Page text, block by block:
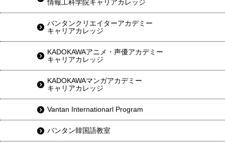
情報工科学院キャリアカレッジ
バンタンクリエイターアカデミー
キャリアカレッジ
KADOKAWAアニメ・声優アカデミー
キャリアカレッジ
KADOKAWAマンガアカデミー
キャリアカレッジ
Vantan Internationarl Program
バンタン韓国語教室